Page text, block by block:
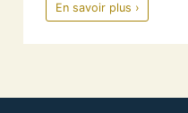
En savoir plus ›